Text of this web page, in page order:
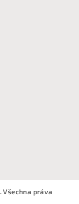
. Všechna práva